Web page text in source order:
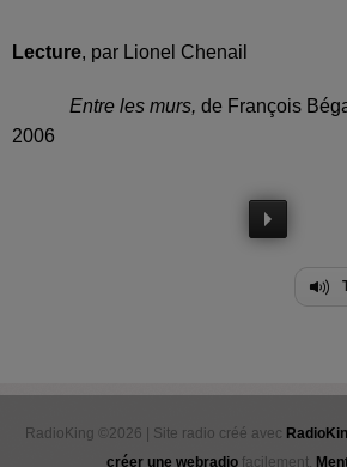
Lecture, par Lionel Chenail
Entre les murs, de François
2006
RadioKing ©2026 | Site radio créé avec
créer une webradiofacilement.